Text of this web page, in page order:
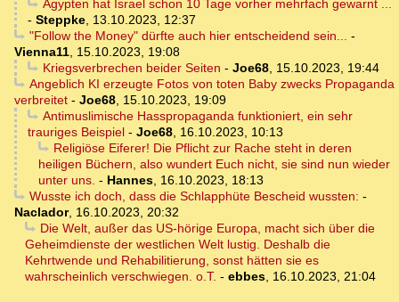
Ägypten hat Israel schon 10 Tage vorher mehrfach gewarnt ...
- Steppke, 13.10.2023, 12:37
"Follow the Money" dürfte auch hier entscheidend sein... -
Vienna11, 15.10.2023, 19:08
Kriegsverbrechen beider Seiten - Joe68, 15.10.2023, 19:44
Angeblich KI erzeugte Fotos von toten Baby zwecks Propaganda
verbreitet - Joe68, 15.10.2023, 19:09
Antimuslimische Hasspropaganda funktioniert, ein sehr
trauriges Beispiel - Joe68, 16.10.2023, 10:13
Religiöse Eiferer! Die Pflicht zur Rache steht in deren
heiligen Büchern, also wundert Euch nicht, sie sind nun wieder
unter uns. - Hannes, 16.10.2023, 18:13
Wusste ich doch, dass die Schlapphüte Bescheid wussten: -
Naclador, 16.10.2023, 20:32
Die Welt, außer das US-hörige Europa, macht sich über die
Geheimdienste der westlichen Welt lustig. Deshalb die
Kehrtwende und Rehabilitierung, sonst hätten sie es
wahrscheinlich verschwiegen. o.T. - ebbes, 16.10.2023, 21:04